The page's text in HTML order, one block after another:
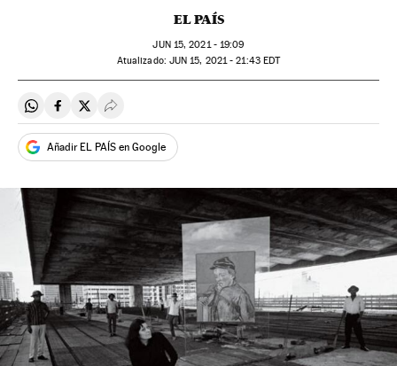
EL PAÍS
JUN15, 2021 - 19:09
atualizado: JUN 15, 2021 - 21:43EDT
Compartir en Whatsapp
Compartir en Facebook
Compartir en Twitter
Desplegar Redes Sociales
Añadir EL PAÍS en Google